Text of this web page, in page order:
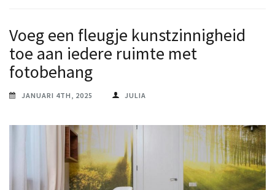
Voeg een fleugje kunstzinnigheid
toe aan iedere ruimte met
fotobehang
JANUARI 4TH, 2025 JULIA